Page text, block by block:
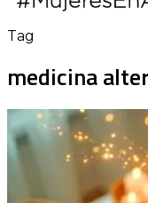
Tag
medicina